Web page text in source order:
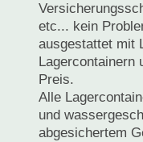
etc... kein
ausgestattet mit
Lagercontainern
Preis.
Alle
und
abgesichertem